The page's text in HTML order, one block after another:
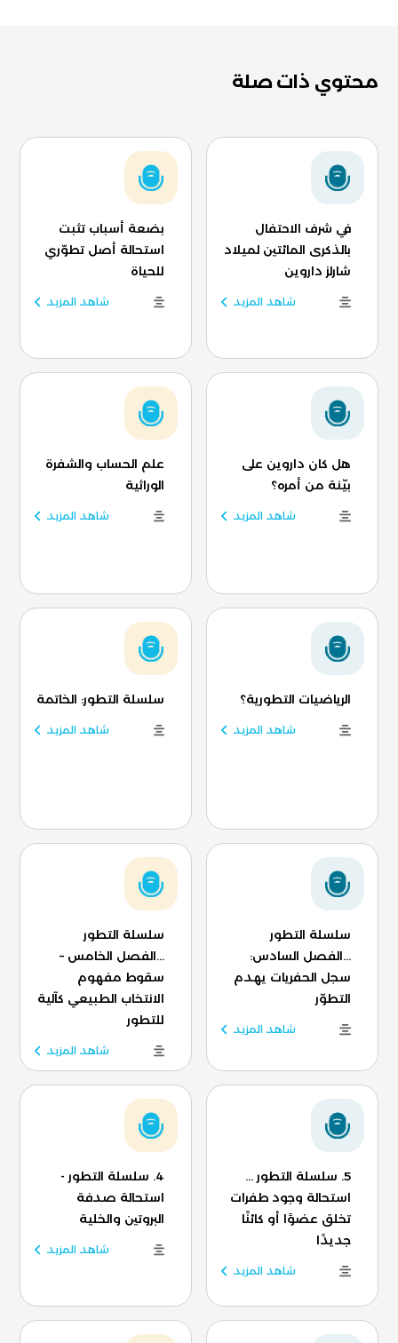
محتوي ذات صلة
في شرف الاحتفال
بالذكرى المائتين لميلاد
شارلز داروين
شاهد المزيد
بضعة أسباب تثبت
استحالة أصل تطوّري
للحياة
شاهد المزيد
هل كان داروين على
بيّنة من أمره؟
شاهد المزيد
علم الحساب والشفرة
الوراثية
شاهد المزيد
الرياضيات التطورية؟
شاهد المزيد
سلسلة التطور: الخاتمة
شاهد المزيد
سلسلة التطور
...الفصل السادس:
سجل الحفريات يهدم
التطوّر
شاهد المزيد
سلسلة التطور
...الفصل الخامس –
سقوط مفهوم
الانتخاب الطبيعي كآلية
للتطور
شاهد المزيد
5. سلسلة التطور ...
استحالة وجود طفرات
تخلق عضوًا أو كائنًا
جديدًا
شاهد المزيد
4. سلسلة التطور -
استحالة صدفة
البروتين والخلية
شاهد المزيد